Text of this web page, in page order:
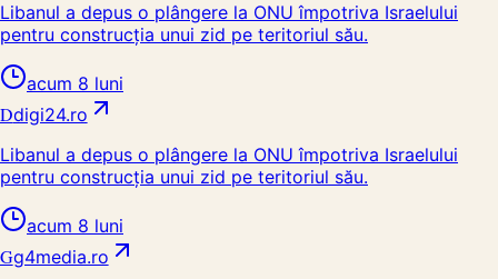
Libanul a depus o plângere la ONU împotriva Israelului
pentru construcția unui zid pe teritoriul său.
acum 8 luni
Ddigi24.ro
Libanul a depus o plângere la ONU împotriva Israelului
pentru construcția unui zid pe teritoriul său.
acum 8 luni
Gg4media.ro